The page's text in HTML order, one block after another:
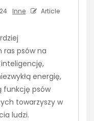
Inne Article
ras psów na
energię,
funkcję psów
towarzyszy w
ludzi.